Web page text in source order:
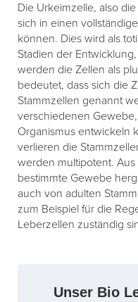
Die Urkeimzelle, also
sich in einen
können. Dies wird als
Stadien der
werden die Zellen als
bedeutet, dass sich die
Stammzellen genannt
verschiedenen
Organismus entwickeln
verlieren die
werden multipotent.
bestimmte Gewebe
auch von adulten
zum Beispiel für die
Leberzellen zuständig
Unser Bio